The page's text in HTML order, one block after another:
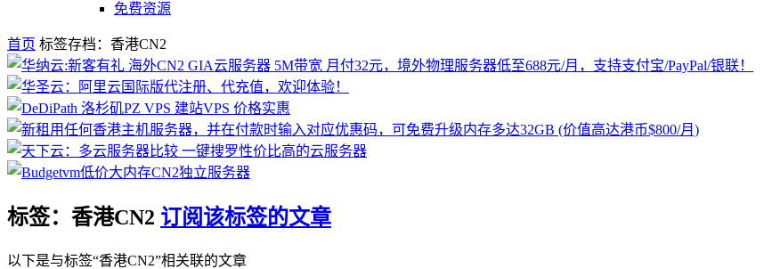
免费资源
首页 标签存档：香港CN2
标签：香港CN2 订阅该标签的文章
以下是与标签“香港CN2”相关联的文章